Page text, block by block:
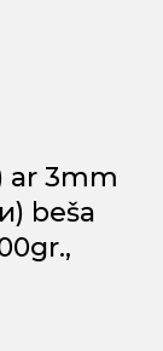
ar 3mm
beša